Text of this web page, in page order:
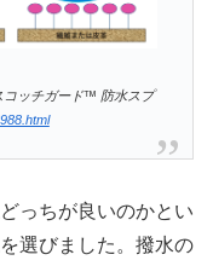
コッチガード™ 防水スプ
っちが良いのかとい
選びました。撥水の